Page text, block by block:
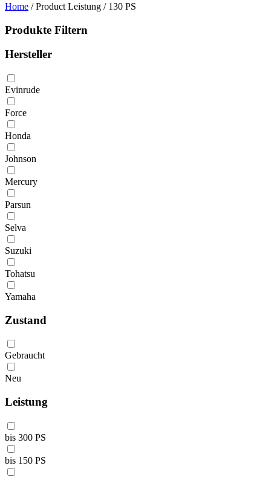
Home / Product Leistung / 130 PS
Produkte Filtern
Hersteller
Evinrude
Force
Honda
Johnson
Mercury
Parsun
Selva
Suzuki
Tohatsu
Yamaha
Zustand
Gebraucht
Neu
Leistung
bis 300 PS
bis 150 PS